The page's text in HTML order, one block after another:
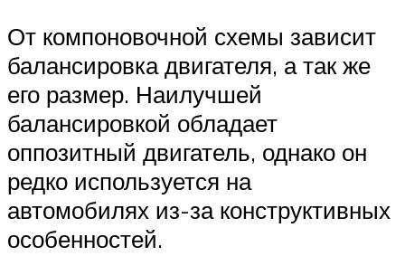
От компоновочной схемы зависит
балансировка двигателя, а так же
его размер. Наилучшей
балансировкой обладает
оппозитный двигатель, однако он
редко используется на
автомобилях из-за конструктивных
особенностей.